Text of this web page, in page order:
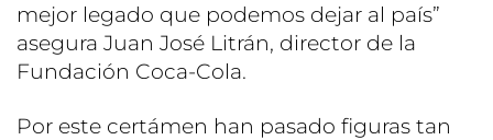
mejor legado que podemos dejar al país”
asegura Juan José Litrán, director de la
Fundación Coca-Cola.
Por este certámen han pasado figuras tan